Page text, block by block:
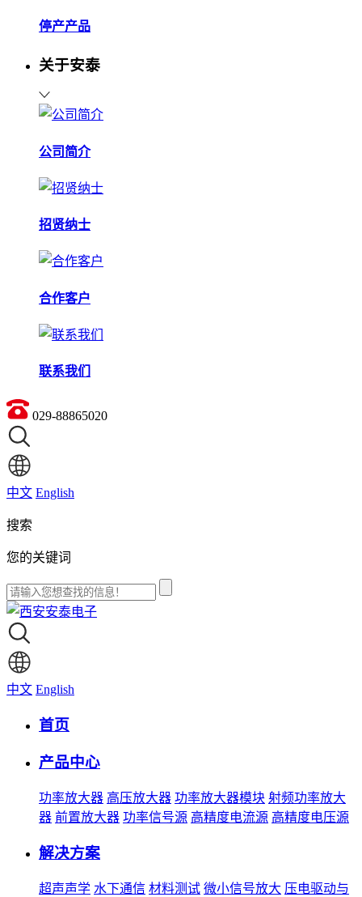
停产产品
关于安泰
公司简介
招贤纳士
合作客户
联系我们
029-88865020
中文 English
搜索
您的关键词
中文 English
首页
产品中心
功率放大器 高压放大器 功率放大器模块 射频功率放大
器 前置放大器 功率信号源 高精度电流源 高精度电压源
解决方案
超声声学 水下通信 材料测试 微小信号放大 压电驱动与